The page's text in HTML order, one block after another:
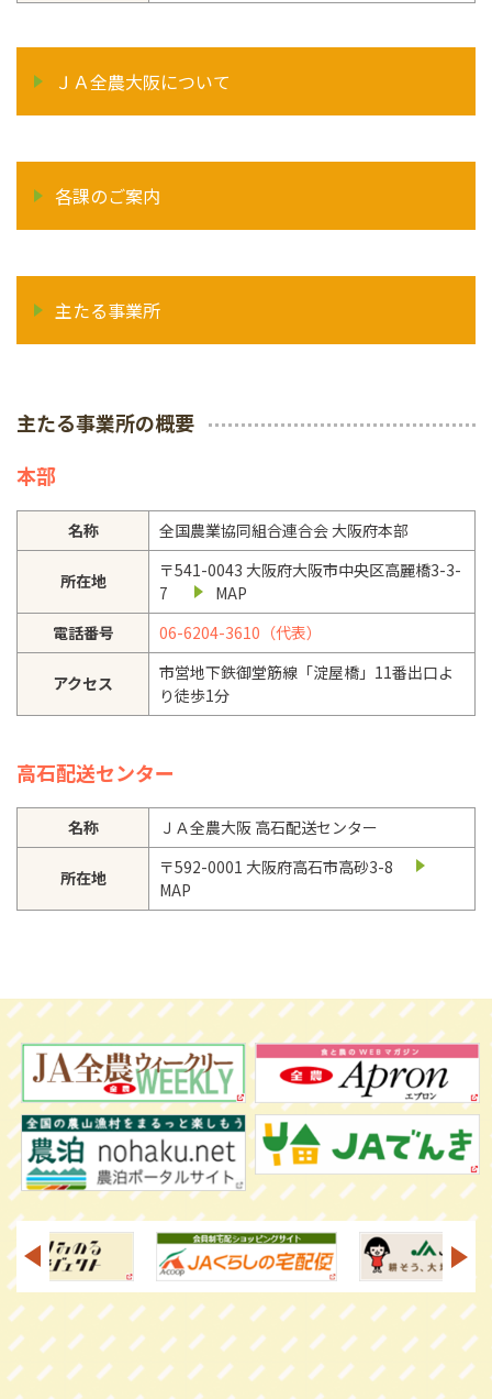
ＪＡ全農大阪について
各課のご案内
主たる事業所
主たる事業所の概要
本部
名称 全国農業協同組合連合会 大阪府本部
所在地
〒541-0043 大阪府大阪市中央区高麗橋3-3-
7
MAP
電話番号
06-6204-3610（代表）
アクセス
市営地下鉄御堂筋線「淀屋橋」11番出口よ
り徒歩1分
高石配送センター
名称 ＪＡ全農大阪 高石配送センター
所在地
〒592-0001 大阪府高石市高砂3-8
MAP